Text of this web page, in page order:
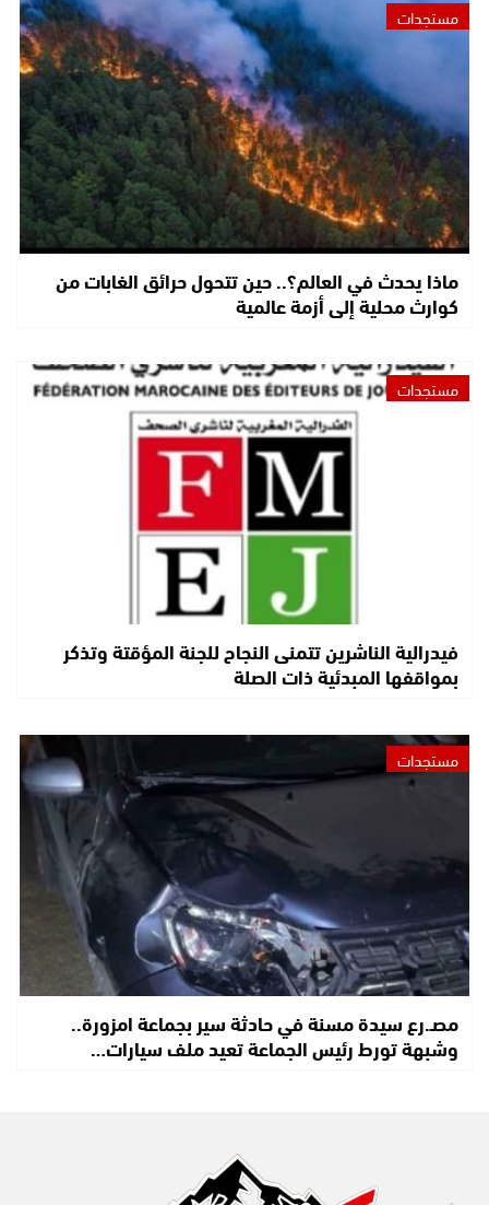
مستجدات
ماذا يحدث في العالم؟.. حين تتحول حرائق الغابات من
كوارث محلية إلى أزمة عالمية
مستجدات
فيدرالية الناشرين تتمنى النجاح للجنة المؤقتة وتذكر
بمواقفها المبدئية ذات الصلة
مستجدات
مصـ.رع سيدة مسنة في حادثة سير بجماعة امزورة..
وشبهة تورط رئيس الجماعة تعيد ملف سيارات…